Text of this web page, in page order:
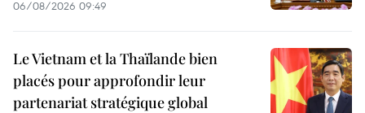
06/08/2026 09:49
Le Vietnam et la Thaïlande bien
placés pour approfondir leur
partenariat stratégique global